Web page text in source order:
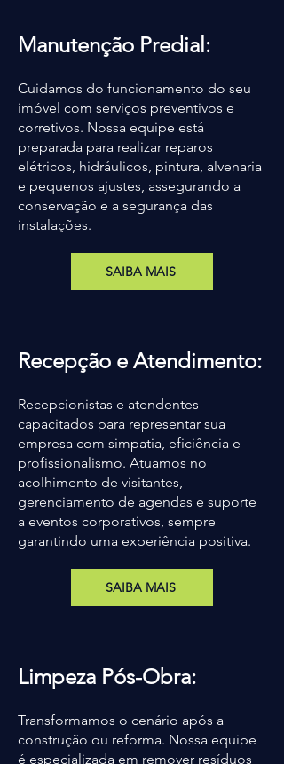
Manutenção Predial:
Cuidamos do funcionamento do seu
imóvel com serviços preventivos e
corretivos. Nossa equipe está
preparada para realizar reparos
elétricos, hidráulicos, pintura, alvenaria
e pequenos ajustes, assegurando a
conservação e a segurança das
instalações.
SAIBA MAIS
Recepção e Atendimento:
Recepcionistas e atendentes
capacitados para representar sua
empresa com simpatia, eficiência e
profissionalismo. Atuamos no
acolhimento de visitantes,
gerenciamento de agendas e suporte
a eventos corporativos, sempre
garantindo uma experiência positiva.
SAIBA MAIS
Limpeza Pós-Obra:
Transformamos o cenário após a
construção ou reforma. Nossa equipe
é especializada em remover resíduos